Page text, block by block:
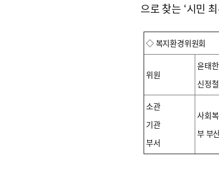
으로 찾는 ‘시민
◇ 복지환경위원회
위원
윤태
신정
소관
기관
부서
사회
부 부